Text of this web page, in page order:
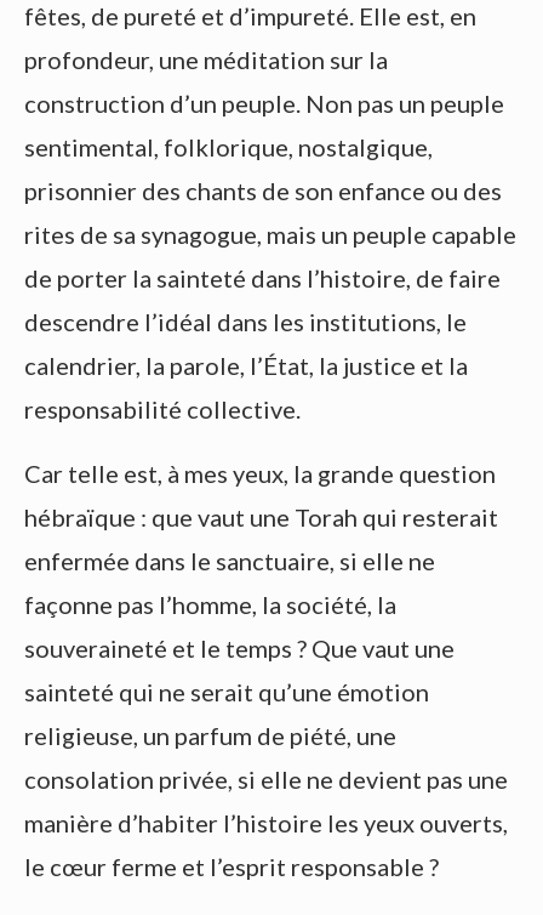
fêtes, de pureté et d’impureté. Elle est, en
profondeur, une méditation sur la
construction d’un peuple. Non pas un peuple
sentimental, folklorique, nostalgique,
prisonnier des chants de son enfance ou des
rites de sa synagogue, mais un peuple capable
de porter la sainteté dans l’histoire, de faire
descendre l’idéal dans les institutions, le
calendrier, la parole, l’État, la justice et la
responsabilité collective.
Car telle est, à mes yeux, la grande question
hébraïque : que vaut une Torah qui resterait
enfermée dans le sanctuaire, si elle ne
façonne pas l’homme, la société, la
souveraineté et le temps ? Que vaut une
sainteté qui ne serait qu’une émotion
religieuse, un parfum de piété, une
consolation privée, si elle ne devient pas une
manière d’habiter l’histoire les yeux ouverts,
le cœur ferme et l’esprit responsable ?